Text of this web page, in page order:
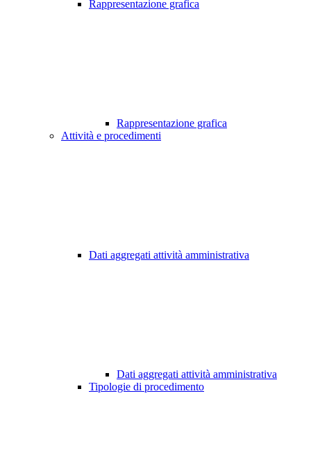
Rappresentazione grafica
Rappresentazione grafica
Attività e procedimenti
Dati aggregati attività amministrativa
Dati aggregati attività amministrativa
Tipologie di procedimento